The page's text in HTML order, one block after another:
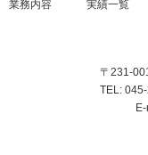
業務内容 実績一覧
〒231-
TEL: